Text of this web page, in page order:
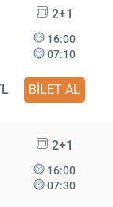
2+1
16:00
07:10
BİLET AL
2+1
16:00
07:30